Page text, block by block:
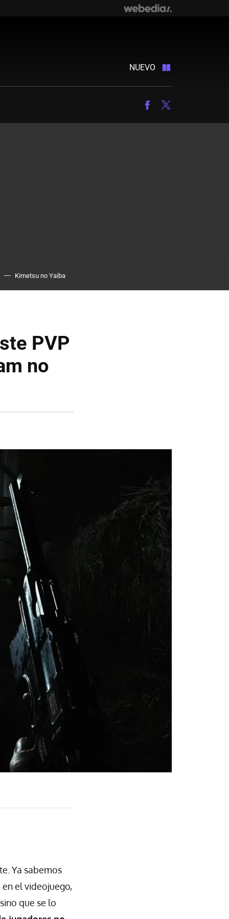
NUEVO
Facebook
Kimetsu no Yaiba
PVP
no
Ya sabemos
el videojuego,
que se lo